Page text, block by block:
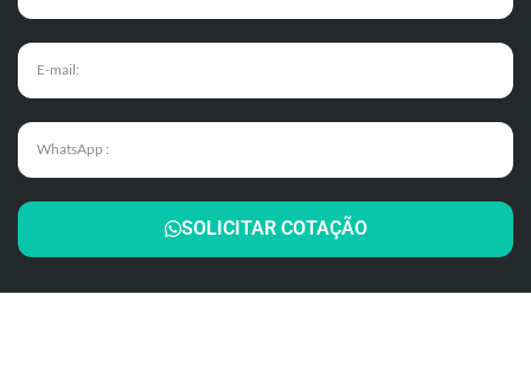
SOLICITAR COTAÇÃO